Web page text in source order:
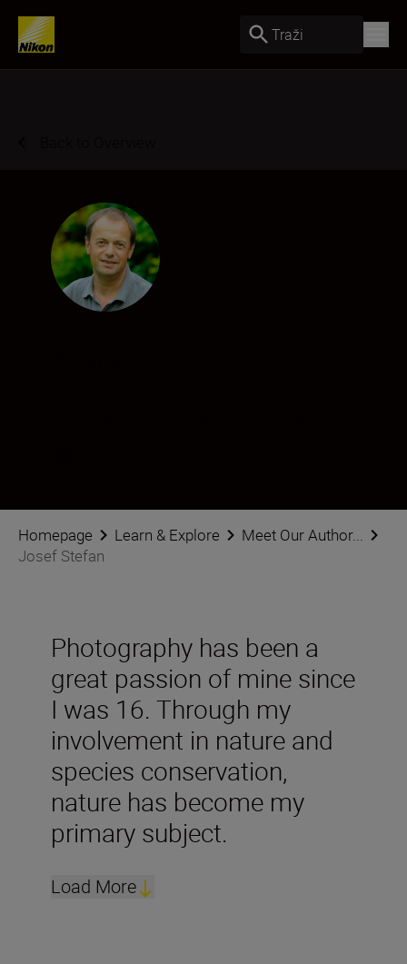
Traži
Homepage Learn & Explore
Meet Our Author...
Josef Stefan
Photography has been a
great passion of mine since
I was 16. Through my
involvement in nature and
species conservation,
nature has become my
primary subject.
Load More